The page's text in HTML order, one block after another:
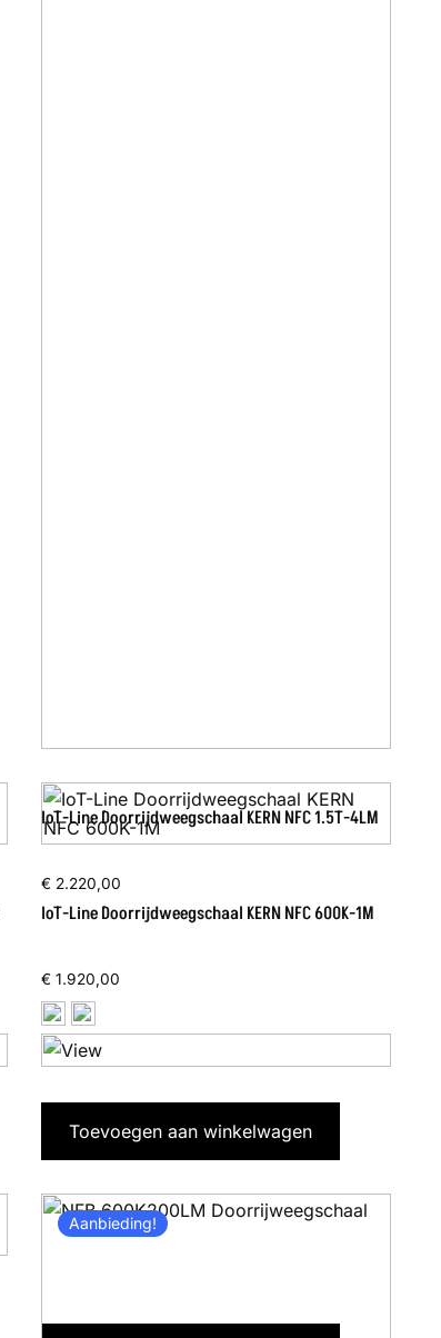
IoT-Line Doorrijdweegschaal KERN NFC 1.5T-4LM
€ 2.220,00
IoT-Line Doorrijdweegschaal KERN NFC 600K-1M
€ 1.920,00
Toevoegen aan winkelwagen
Aanbieding!